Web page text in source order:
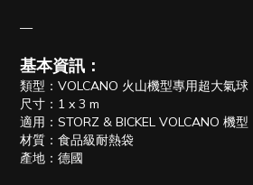
—
基本資訊：
類型：VOLCANO 火山機型專用超大氣球
尺寸：1 x 3 m
適用：STORZ & BICKEL VOLCANO 機型
材質：食品級耐熱袋
產地：德國